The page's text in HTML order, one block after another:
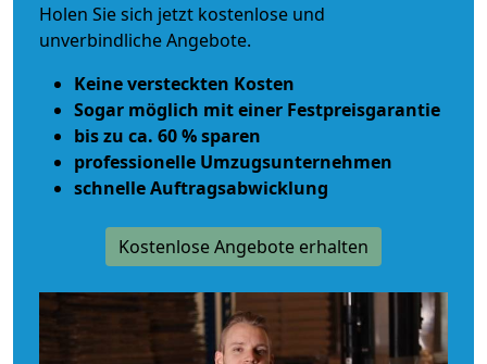
Holen Sie sich jetzt kostenlose und
unverbindliche Angebote.
Keine versteckten Kosten
Sogar möglich mit einer Festpreisgarantie
bis zu ca. 60 % sparen
professionelle Umzugsunternehmen
schnelle Auftragsabwicklung
Kostenlose Angebote erhalten